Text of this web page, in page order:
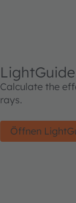
LightGuide
Calculate the
rays.
Öffnen